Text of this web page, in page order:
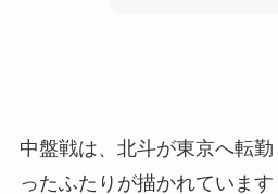
中盤戦は、北斗が東京へ転
ったふたりが描かれています